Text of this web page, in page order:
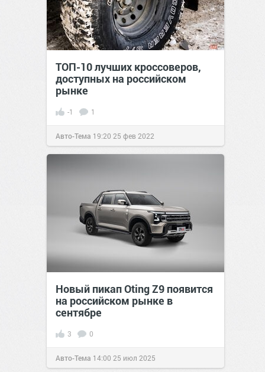
ТОП-10 лучших кроссоверов,
доступных на российском
рынке
-1 1
Авто-Тема 19:20 25 фев 2022
Новый пикап Oting Z9 появится
на российском рынке в
сентябре
3 0
Авто-Тема 14:00 25 июл 2025